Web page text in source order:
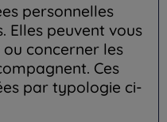
personnelles
Elles peuvent vous
concerner les
Ces
par typologie ci-